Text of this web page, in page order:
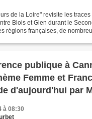
de la Loire" revisite les
Blois et Gien durant le
régions françaises, de
publique à
d'aujourd'hui par
à 08:30